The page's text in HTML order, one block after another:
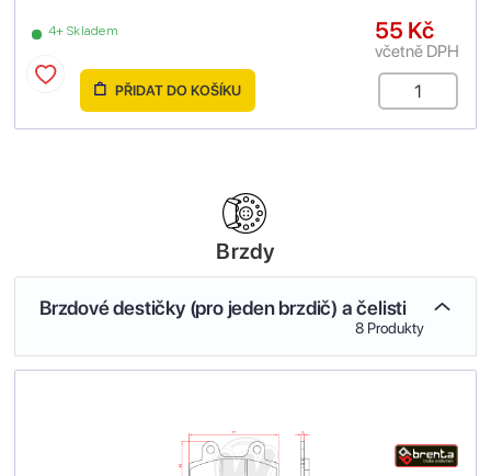
4+ Skladem 55 Kč
včetně DPH
PŘIDAT DO KOŠÍKU
Brzdy
Brzdové destičky (pro jeden brzdič) a čelisti
8 Produkty